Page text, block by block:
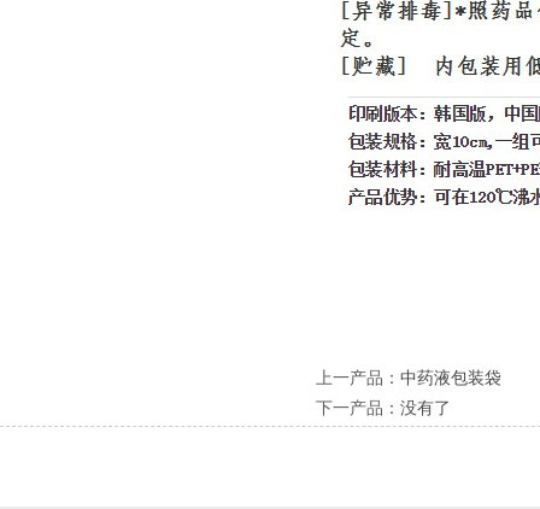
上一产品 ： 中药液包装袋
下一产品 ：没有了